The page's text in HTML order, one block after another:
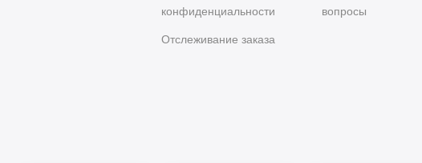
конфиденциальности
Отслеживание заказа
вопросы